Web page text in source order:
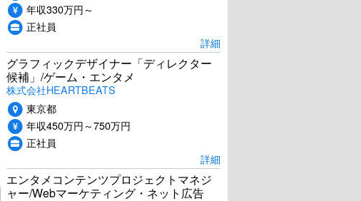
T2 トレインスポッティング
U-NEXTで見る
年収330万円～
正社員
詳細
グラフィックデザイナー「ディレクター
候補」/ゲーム・エンタメ
株式会社HEARTBEATS
東京都
年収450万円～750万円
正社員
詳細
エンタメコンテンツプロジェクトマネジ
ャー/Webマーケティング・ネット広告